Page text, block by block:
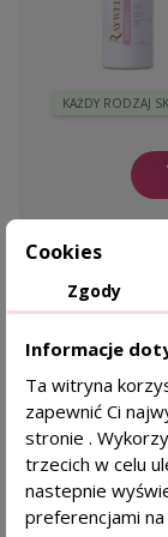
KAŻDY RODZAJ
NO
Cookies
Zgody
Informacje
Ta witryna
zapewnić Ci
stronie .
trzecich w celu
nastepnie
preferencjami